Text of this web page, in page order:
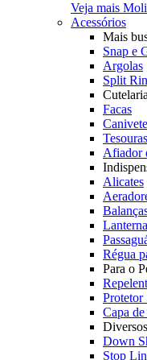
Veja mais
Acessórios
Mais
Snap e
Argolas
Split
Cutelaria
Facas
Tesouras
Afiador
Alicates
Régua
Para o
Protetor
Capa
Diversos
Down
Stop